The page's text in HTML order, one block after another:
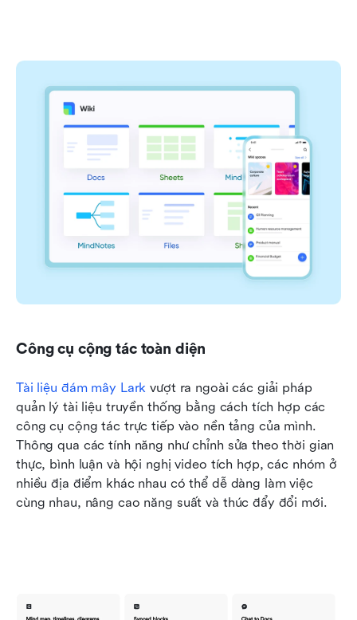
Công cụ cộng tác toàn diện
Tài liệu đám mây Lark vượt ra ngoài các giải pháp
quản lý tài liệu truyền thống bằng cách tích hợp các
công cụ cộng tác trực tiếp vào nền tảng của mình.
Thông qua các tính năng như chỉnh sửa theo thời gian
thực, bình luận và hội nghị video tích hợp, các nhóm ở
nhiều địa điểm khác nhau có thể dễ dàng làm việc
cùng nhau, nâng cao năng suất và thúc đẩy đổi mới.